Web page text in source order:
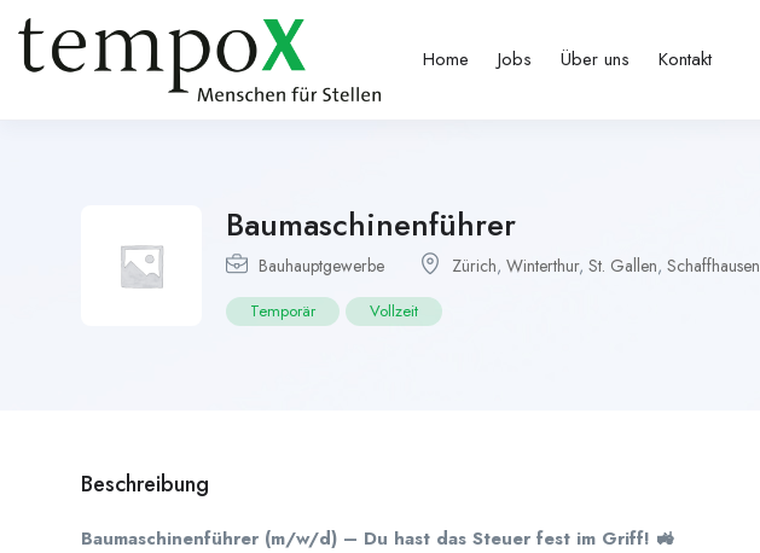
Home Jobs Über uns Kontakt
Baumaschinenführer
Bauhauptgewerbe Zürich, Winterthur, St. Gallen, Schaffhausen
Temporär Vollzeit
Beschreibung
Baumaschinenführer (m/w/d) – Du hast das Steuer fest im Griff! 🚜